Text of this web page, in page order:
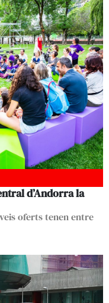
d’Andorra la
oferts tenen entre